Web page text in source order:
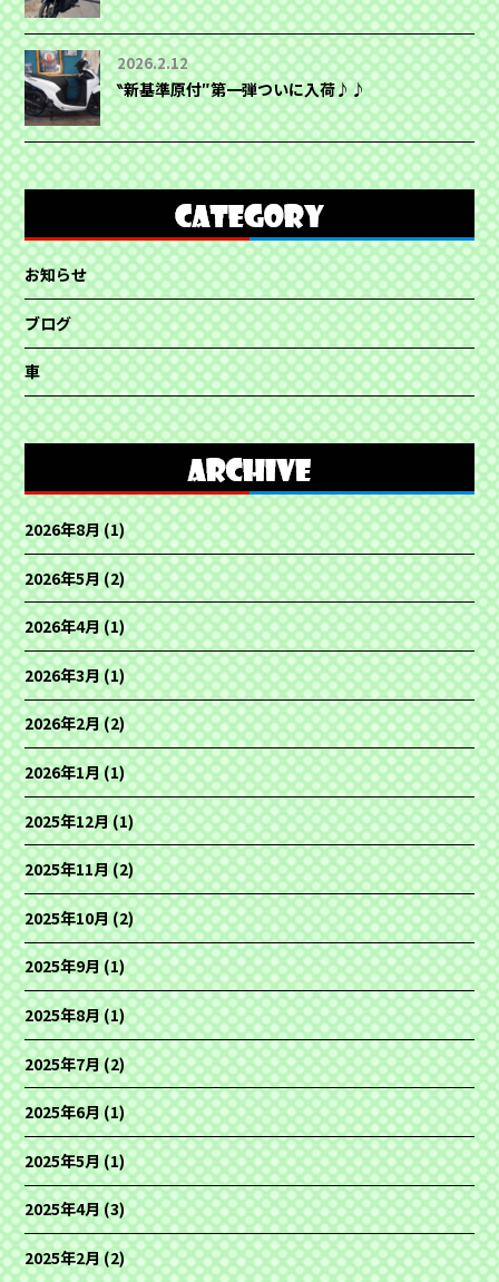
2026.2.12
‶新基準原付″第一弾ついに入荷♪♪
お知らせ
ブログ
車
2026年8月(1)
2026年5月(2)
2026年4月(1)
2026年3月(1)
2026年2月(2)
2026年1月(1)
2025年12月(1)
2025年11月(2)
2025年10月(2)
2025年9月(1)
2025年8月(1)
2025年7月(2)
2025年6月(1)
2025年5月(1)
2025年4月(3)
2025年2月(2)